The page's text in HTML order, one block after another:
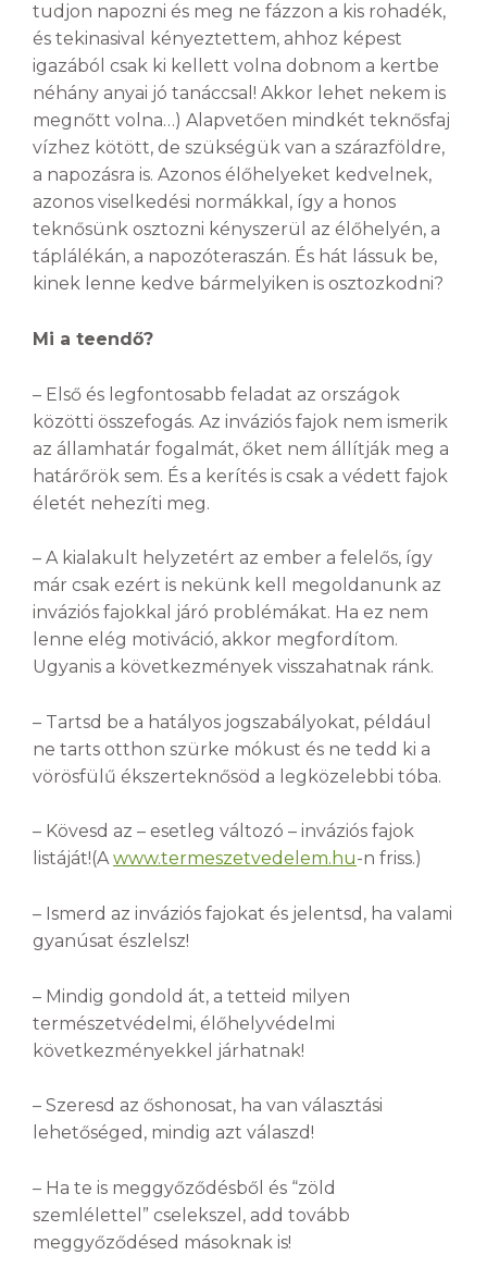
tudjon napozni és meg ne fázzon a kis rohadék,
és tekinasival kényeztettem, ahhoz képest
igazából csak ki kellett volna dobnom a kertbe
néhány anyai jó tanáccsal! Akkor lehet nekem is
megnőtt volna…) Alapvetően mindkét teknősfaj
vízhez kötött, de szükségük van a szárazföldre,
a napozásra is. Azonos élőhelyeket kedvelnek,
azonos viselkedési normákkal, így a honos
teknősünk osztozni kényszerül az élőhelyén, a
táplálékán, a napozóteraszán. És hát lássuk be,
kinek lenne kedve bármelyiken is osztozkodni?
Mi a teendő?
– Első és legfontosabb feladat az országok
közötti összefogás. Az inváziós fajok nem ismerik
az államhatár fogalmát, őket nem állítják meg a
határőrök sem. És a kerítés is csak a védett fajok
életét nehezíti meg.
– A kialakult helyzetért az ember a felelős, így
már csak ezért is nekünk kell megoldanunk az
inváziós fajokkal járó problémákat. Ha ez nem
lenne elég motiváció, akkor megfordítom.
Ugyanis a következmények visszahatnak ránk.
– Tartsd be a hatályos jogszabályokat, például
ne tarts otthon szürke mókust és ne tedd ki a
vörösfülű ékszerteknősöd a legközelebbi tóba.
– Kövesd az – esetleg változó – inváziós fajok
listáját!(Awww.termeszetvedelem.hu-n friss.)
– Ismerd az inváziós fajokat és jelentsd, ha valami
gyanúsat észlelsz!
– Mindig gondold át, a tetteid milyen
természetvédelmi, élőhelyvédelmi
következményekkel járhatnak!
– Szeresd az őshonosat, ha van választási
lehetőséged, mindig azt válaszd!
– Ha te is meggyőződésből és “zöld
szemlélettel” cselekszel, add tovább
meggyőződésed másoknak is!